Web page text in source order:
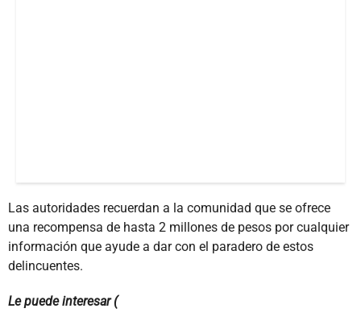
Las autoridades recuerdan a la comunidad que se ofrece
una recompensa de hasta 2 millones de pesos por cualquier
información que ayude a dar con el paradero de estos
delincuentes.
Le puede interesar (